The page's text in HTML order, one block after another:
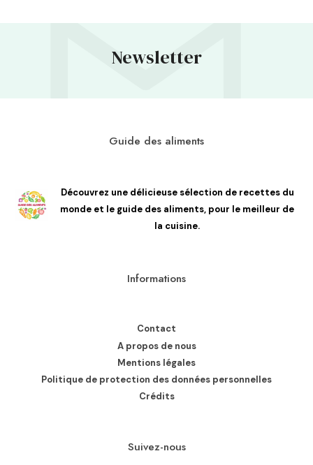
Newsletter
Guide des aliments
Découvrez une délicieuse sélection de recettes du
monde et le guide des aliments, pour le meilleur de
la cuisine.
Informations
Contact
A propos de nous
Mentions légales
Politique de protection des données personnelles
Crédits
Suivez-nous